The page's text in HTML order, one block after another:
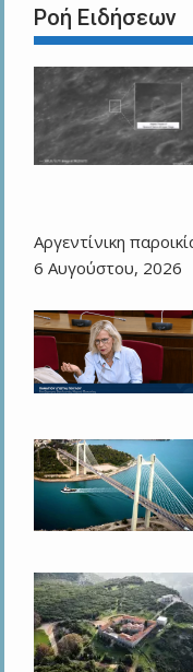
Ροή Ειδήσεων
Αργεντίνικη
6 Αυγούστου, 2026